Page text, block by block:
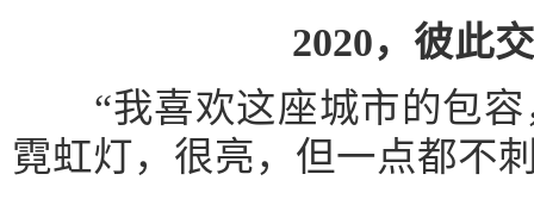
2020，彼此
“我喜欢这座城市的包容
霓虹灯，很亮，但一点都不